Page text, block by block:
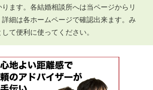
ます。各結婚相談所へは当ページからリ
細は各ホームページで確認出来ます。み
て便利に使ってください。